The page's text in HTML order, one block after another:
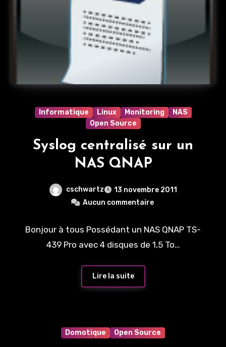
Informatique Linux Monitoring
NAS
Open Source
Syslog centralisé sur un
NAS QNAP
cschwartz
13 novembre 2011
Aucun commentaire
Bonjour à tous Possédant un NAS QNAP TS-
439 Pro avec 4 disques de 1,5 To…
Lire la suite
Domotique Open Source